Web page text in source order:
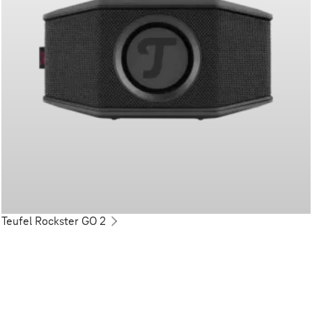
Teufel Rockster GO 2